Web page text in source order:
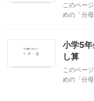
このペー
めの「分
小学5年
し算
このペー
めの「分